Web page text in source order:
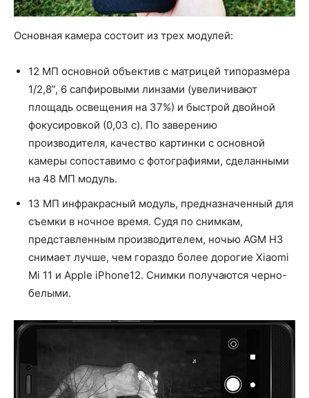
Основная камера состоит из трех модулей:
12 МП основной объектив с матрицей типоразмера
1/2,8”, 6 сапфировыми линзами (увеличивают
площадь освещения на 37%) и быстрой двойной
фокусировкой (0,03 с). По заверению
производителя, качество картинки с основной
камеры сопоставимо с фотографиями, сделанными
на 48 МП модуль.
13 МП инфракрасный модуль, предназначенный для
съемки в ночное время. Судя по снимкам,
представленным производителем, ночью AGM H3
снимает лучше, чем гораздо более дорогие Xiaomi
Mi 11 и Apple iPhone12. Снимки получаются черно-
белыми.